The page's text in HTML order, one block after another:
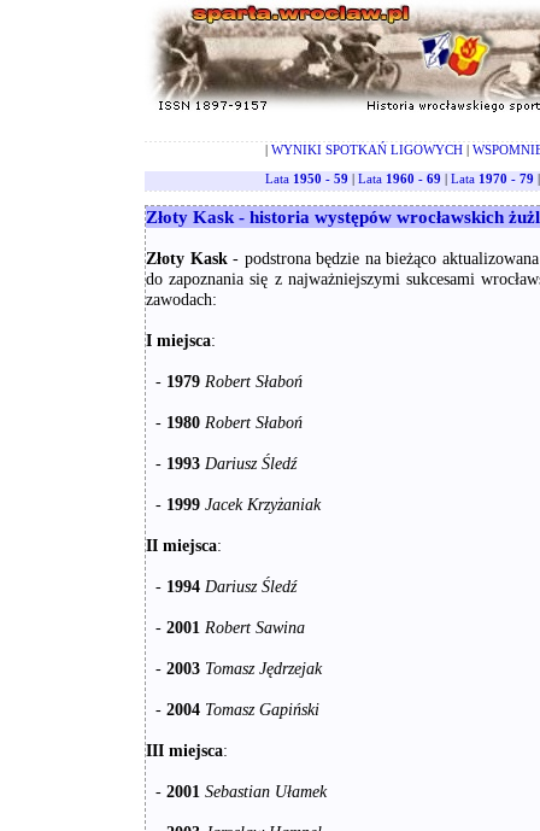
| WYNIKI SPOTKAŃ LIGOWYCH|
Lata 1950 - 59 | Lata 1960 - 69 | Lata 1970 - 79
Złoty Kask - historia występów wrocławskich
Złoty Kask- podstrona będzie na bieżąco
do zapoznania się z najważniejszymi sukcesami
zawodach:
I miejsca:
- 1979 Robert Słaboń
- 1980 Robert Słaboń
- 1993 Dariusz Śledź
- 1999 Jacek Krzyżaniak
II miejsca:
- 1994 Dariusz Śledź
- 2001 Robert Sawina
- 2003 Tomasz Jędrzejak
- 2004 Tomasz Gapiński
III miejsca:
- 2001 Sebastian Ułamek